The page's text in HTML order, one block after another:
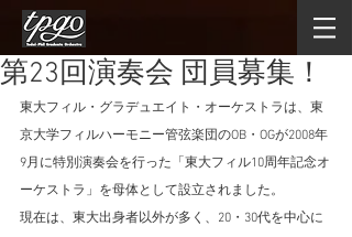
第23回演奏会 団員募集！
東大フィル・グラデュエイト・オーケストラは、東
京大学フィルハーモニー管弦楽団のOB・OGが2008年
9月に特別演奏会を行った「東大フィル10周年記念オ
ーケストラ」を母体として設立されました。
現在は、東大出身者以外が多く、20・30代を中心に